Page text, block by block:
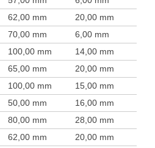
62,00 mm 20,00 mm
70,00 mm 6,00 mm
100,00 mm 14,00 mm
65,00 mm 20,00 mm
100,00 mm 15,00 mm
50,00 mm 16,00 mm
80,00 mm 28,00 mm
62,00 mm 20,00 mm